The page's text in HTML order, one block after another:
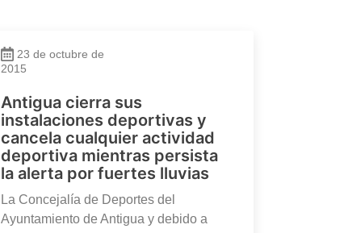
23 de octubre de
2015
Antigua cierra sus
instalaciones deportivas y
cancela cualquier actividad
deportiva mientras persista
la alerta por fuertes lluvias
La Concejalía de Deportes del
Ayuntamiento de Antigua y debido a